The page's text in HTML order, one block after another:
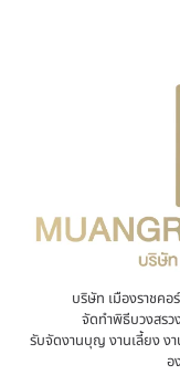
บริษัท เมืองราชคอ
จัดทำพิธีบวงสรว
รับจัดงานบุญ งานเลี้ยง ง
อ